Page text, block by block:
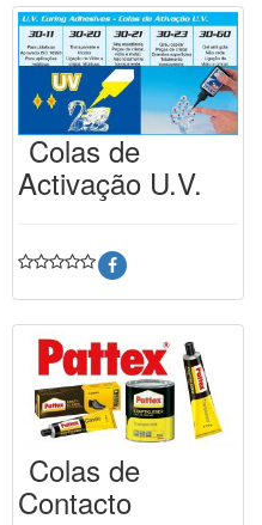
Colas de
Activação U.V.
Colas de
Contacto